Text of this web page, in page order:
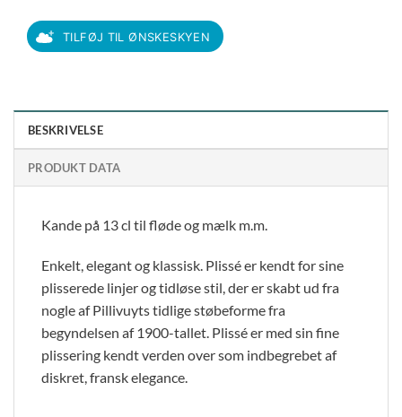
TILFØJ TIL ØNSKESKYEN
BESKRIVELSE
PRODUKT DATA
Kande på 13 cl til fløde og mælk m.m.
Enkelt, elegant og klassisk. Plissé er kendt for sine
plisserede linjer og tidløse stil, der er skabt ud fra
nogle af Pillivuyts tidlige støbeforme fra
begyndelsen af 1900-tallet. Plissé er med sin fine
plissering kendt verden over som indbegrebet af
diskret, fransk elegance.